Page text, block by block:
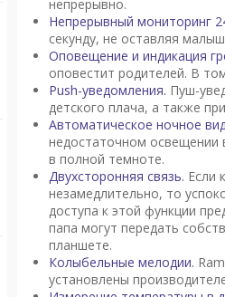
непрерывно.
Непрерывный мониторинг
секунду, не оставляя
Оповещение и индикация
оповестит родителей. В
Push-уведомления. Пуш-
детского плача, а также
Автоматическое ночное
недостаточном освещении
в полной темноте.
Двухсторонняя связь. Если
незамедлительно, то
доступа к этой функции
папа могут передать
планшете.
Колыбельные мелодии.
установлены